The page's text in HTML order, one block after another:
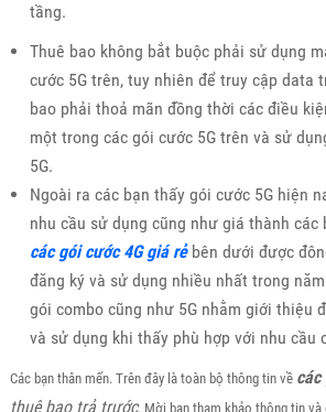
tầng.
Thuê bao không bắt buộc phải sử dụng
cước 5G trên, tuy nhiên để truy cập data
bao phải thoả mãn đồng thời các điều
một trong các gói cước 5G trên và sử
5G.
Ngoài ra các bạn thấy gói cước 5G hiện
nhu cầu sử dụng cũng như giá thành các
các gói cước 4G giá rẻbên dưới được
đăng ký và sử dụng nhiều nhất trong
gói combo cũng như 5G nhằm giới thiệu
và sử dụng khi thấy phù hợp với nhu cầu
Các bạn thân mến. Trên đây là toàn bộ thông tin về
thuê bao trả trước. Mời bạn tham khảo thông tin và